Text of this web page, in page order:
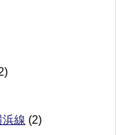
線 (2)